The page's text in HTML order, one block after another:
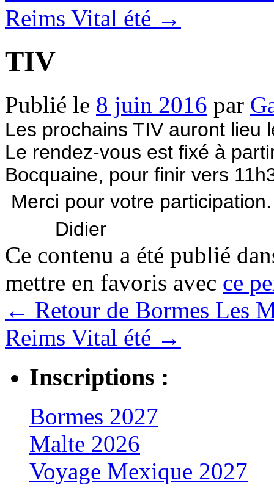
Reims Vital été →
TIV
Publié le 8 juin 2016 par
Les prochains TIV auront lieu
Le rendez-vous est fixé à
Bocquaine, pour finir vers
Merci pour votre participation.
Didier
Ce contenu a été publié
mettre en favoris avec ce
← Retour de Bormes Les
Reims Vital été →
Inscriptions :
Bormes 2027
Malte 2026
Voyage Mexique 2027